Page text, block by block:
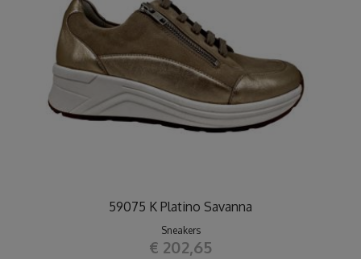
59075 K Platino Savanna
Sneakers
€ 202,65